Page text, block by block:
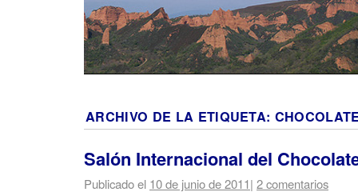
ARCHIVO DE LA ETIQUETA:
Salón Internacional del
Publicado el 10 de junio de 2011| 2 comentarios